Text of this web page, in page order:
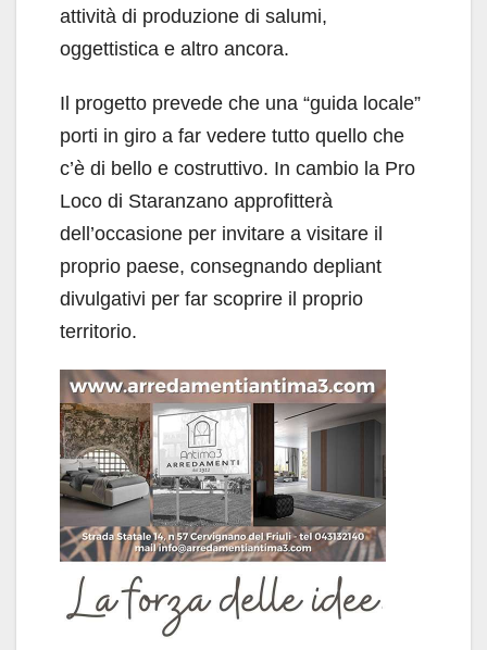
attività di produzione di salumi,
oggettistica e altro ancora.
Il progetto prevede che una “guida locale”
porti in giro a far vedere tutto quello che
c’è di bello e costruttivo. In cambio la Pro
Loco di Staranzano approfitterà
dell’occasione per invitare a visitare il
proprio paese, consegnando depliant
divulgativi per far scoprire il proprio
territorio.